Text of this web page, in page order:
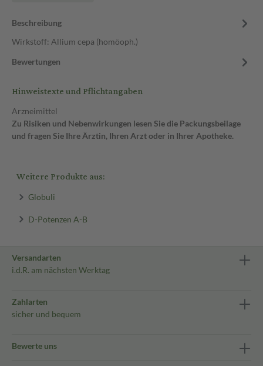
Beschreibung
Wirkstoff: Allium cepa (homöoph.)
Bewertungen
Hinweistexte und Pflichtangaben
Arzneimittel
Zu Risiken und Nebenwirkungen lesen Sie die Packungsbeilage
und fragen Sie Ihre Ärztin, Ihren Arzt oder in Ihrer Apotheke.
Weitere Produkte aus:
Globuli
D-Potenzen A-B
Versandarten
i.d.R. am nächsten Werktag
Zahlarten
sicher und bequem
Bewerte uns